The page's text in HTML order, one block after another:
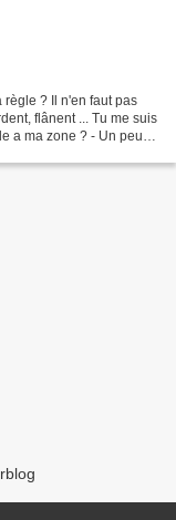
? Il n'en faut pas
flânent ... Tu me suis
a ma zone ? - Un peu